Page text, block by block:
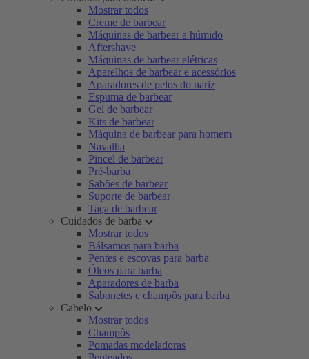
Mostrar todos
Creme de barbear
Máquinas de barbear a húmido
Aftershave
Máquinas de barbear elétricas
Aparelhos de barbear e acessórios
Aparadores de pelos do nariz
Espuma de barbear
Gel de barbear
Kits de barbear
Máquina de barbear para homem
Navalha
Pincel de barbear
Pré-barba
Sabões de barbear
Suporte de barbear
Taça de barbear
Cuidados de barba
Mostrar todos
Bálsamos para barba
Pentes e escovas para barba
Óleos para barba
Aparadores de barba
Sabonetes e champôs para barba
Cabelo
Mostrar todos
Champôs
Pomadas modeladoras